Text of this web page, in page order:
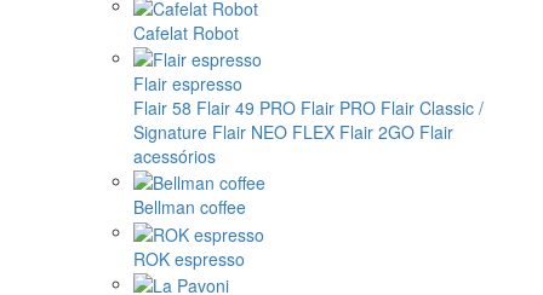
Cafelat Robot
Flair espresso
Flair 58 Flair 49 PRO Flair PRO Flair Classic /
Signature Flair NEO FLEX Flair 2GO Flair
acessórios
Bellman coffee
ROK espresso